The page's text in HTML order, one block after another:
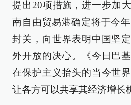
提出20项措施，进一步加
南自由贸易港确定将于今
封关，向世界表明中国坚
外开放的决心。《今日巴
在保护主义抬头的当今世
让各方可以共享其经济增长